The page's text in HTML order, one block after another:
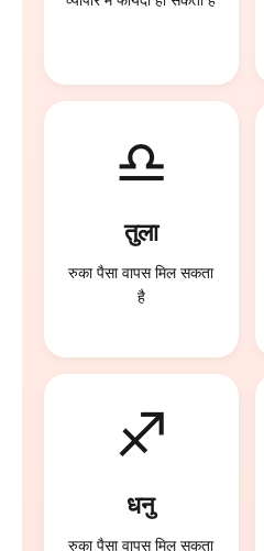
♎
तुला
रुका पैसा वापस मिल सकता
है
♐
धनु
रुका पैसा वापस मिल सकता